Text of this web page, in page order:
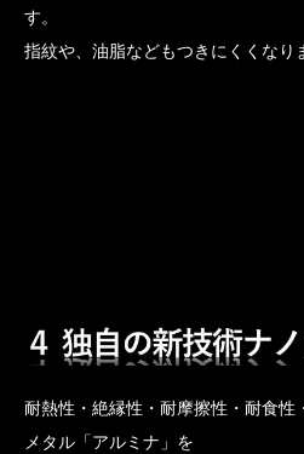
す。
指紋や、油脂などもつきにくくなり
耐熱性・絶縁性・耐摩擦性・耐食性
メタル「アルミナ」を